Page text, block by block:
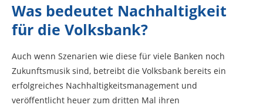
Was bedeutet Nachhaltigkeit
für die Volksbank?
Auch wenn Szenarien wie diese für viele Banken noch
Zukunftsmusik sind, betreibt die Volksbank bereits ein
erfolgreiches Nachhaltigkeitsmanagement und
veröffentlicht heuer zum dritten Mal ihren